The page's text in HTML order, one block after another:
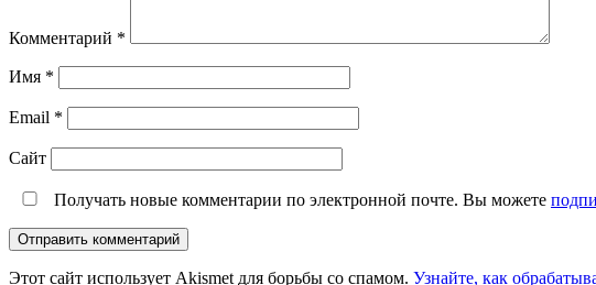
Комментарий *
Имя *
Email *
Сайт
Получать новые комментарии по электронной почте. Вы можете
Этот сайт использует Akismet для борьбы со спамом. Узнайте, как